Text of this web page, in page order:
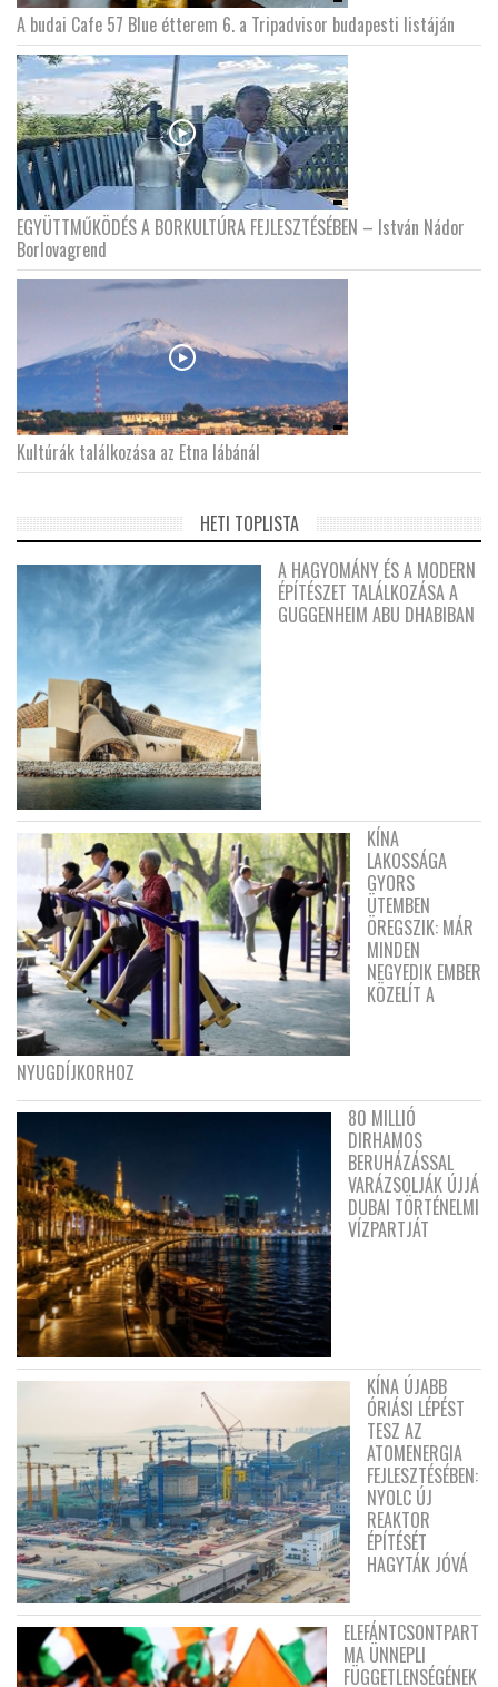
A budai Cafe 57 Blue étterem 6. a Tripadvisor budapesti listáján
EGYÜTTMŰKÖDÉS A BORKULTÚRA FEJLESZTÉSÉBEN – István Nádor
Borlovagrend
Kultúrák találkozása az Etna lábánál
HETI TOPLISTA
A HAGYOMÁNY ÉS A MODERN
ÉPÍTÉSZET TALÁLKOZÁSA A
GUGGENHEIM ABU DHABIBAN
KÍNA
LAKOSSÁGA
GYORS
ÜTEMBEN
ÖREGSZIK: MÁR
MINDEN
NEGYEDIK EMBER
KÖZELÍT A
NYUGDÍJKORHOZ
80 MILLIÓ
DIRHAMOS
BERUHÁZÁSSAL
VARÁZSOLJÁK ÚJJÁ
DUBAI TÖRTÉNELMI
VÍZPARTJÁT
KÍNA ÚJABB
ÓRIÁSI LÉPÉST
TESZ AZ
ATOMENERGIA
FEJLESZTÉSÉBEN:
NYOLC ÚJ
REAKTOR
ÉPÍTÉSÉT
HAGYTÁK JÓVÁ
ELEFÁNTCSONTPART
MA ÜNNEPLI
FÜGGETLENSÉGÉNEK